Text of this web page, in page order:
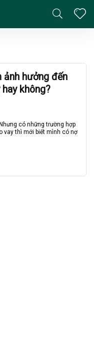
ảnh hưởng đến
không?
có những trường hợp
vay thì mới biết mình có nợ